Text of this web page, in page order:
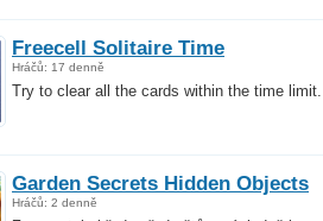
Freecell Solitaire Time
Hráčů: 17 denně
Try to clear all the cards within the time limit.
Garden Secrets Hidden Objects
Hráčů: 2 denně